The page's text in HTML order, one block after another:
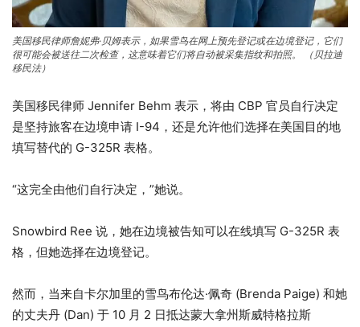
美国移民律师詹妮弗·贝姆表示，如果雪鸟在网上预先登记或在边境登记，它们
很可能会被送往二次检查，这意味着它们将自动被采集指纹和拍照。
（贝拉迪
移民法）
美国移民律师 Jennifer Behm 表示，将由 CBP 官员自行决定
是坚持旅客在边境申请 I-94，还是允许他们选择在美国目的地
填写替代的 G-325R 表格。
“这完全由他们自行决定，”她说。
Snowbird Ree 说，她在边境被告知可以在线填写 G-325R 表
格，但她选择在边境登记。
然而，当来自卡尔加里的雪鸟布伦达·佩奇 (Brenda Paige) 和她
的丈夫丹 (Dan) 于 10 月 2 日抵达蒙大拿州斯威特格拉斯